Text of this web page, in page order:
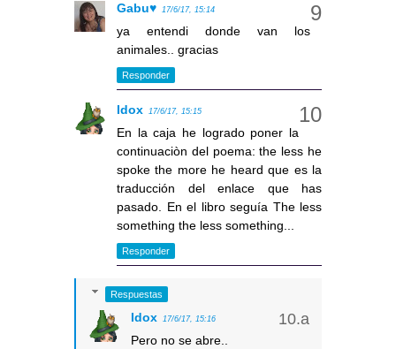
Gabu♥ 17/6/17, 15:14
ya entendi donde van los
animales.. gracias
Responder
Idox 17/6/17, 15:15
En la caja he logrado poner la
continuaciòn del poema: the less he
spoke the more he heard que es la
traducción del enlace que has
pasado. En el libro seguía The less
something the less something...
Responder
Respuestas
Idox 17/6/17, 15:16
Pero no se abre..